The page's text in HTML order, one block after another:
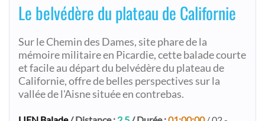
Le belvédère du plateau de Californie
Sur le Chemin des Dames, site phare de la
mémoire militaire en Picardie, cette balade courte
et facile au départ du belvédère du plateau de
Californie, offre de belles perspectives sur la
vallée de l'Aisne située en contrebas.